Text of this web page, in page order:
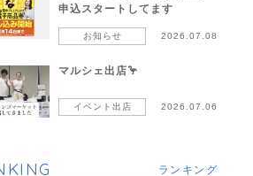
申込スタートしてます
お知らせ 2026.07.08
マルシェ出店🦩
イベント出店 2026.07.06
ランキング